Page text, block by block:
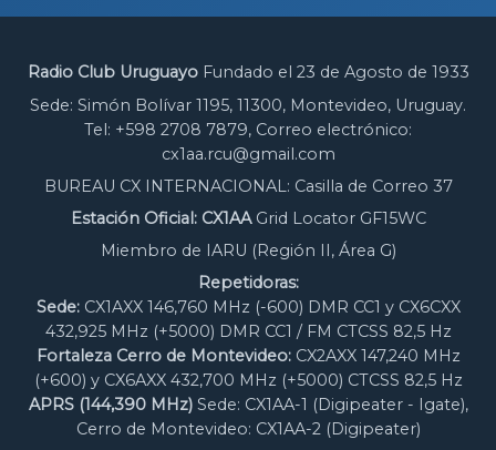
Radio Club UruguayoFundado el 23 de Agosto de 1933
Sede: Simón Bolívar 1195, 11300, Montevideo, Uruguay.
Tel: +598 2708 7879, Correo electrónico:
cx1aa.rcu@gmail.com
BUREAU CX INTERNACIONAL: Casilla de Correo 37
Estación Oficial: CX1AAGrid Locator GF15WC
Miembro de IARU (Región II, Área G)
Repetidoras:
Sede:CX1AXX 146,760 MHz (-600) DMR CC1 y CX6CXX
432,925 MHz (+5000) DMR CC1 / FM CTCSS 82,5 Hz
Fortaleza Cerro de Montevideo:CX2AXX 147,240 MHz
(+600) y CX6AXX 432,700 MHz (+5000) CTCSS 82,5 Hz
APRS (144,390 MHz)Sede: CX1AA-1 (Digipeater - Igate),
Cerro de Montevideo: CX1AA-2 (Digipeater)